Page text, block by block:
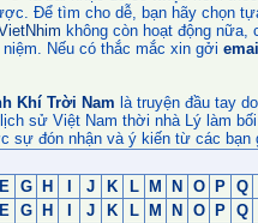
Để tìm cho dễ, bạn hãy chọn
không còn hoạt động
Nếu có thắc mắc xin gởi email
Khí Trời Nam là truyện đầu tay
sử Việt Nam thời nhà Lý làm
sự đón nhận và ý kiến từ các bạn
E G H J K L M N O P Q
E G H J K L M N O P Q